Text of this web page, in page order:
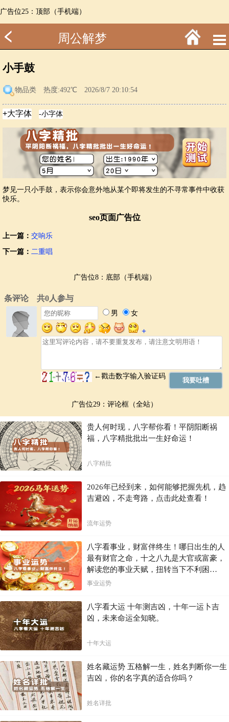
广告位25：顶部（手机端）
周公解梦
小手鼓
物品类 热度:492℃ 2026/8/7 20:10:54
梦见一只小手鼓，表示你会意外地从某个即将发生的不寻常事件中收获
快乐。
seo页面广告位
上一篇： 交响乐
下一篇： 二重唱
广告位8：底部（手机端）
广告位29：评论框（全站）
贵人何时现，八字帮你看！平阴阳断祸
福，八字精批批出一生好命运！
八字精批
2026年已经到来，如何能够把握先机，趋
吉避凶，不走弯路，点击此处查看！
流年运势
八字看事业，财富伴终生！哪日出生的人
最有财官之命，十之八九是大官或富豪，
解读您的事业天赋，扭转当下不利困
局！！
事业运势
八字看大运 十年测吉凶，十年一运卜吉
凶，未来命运全知晓。
十年大运
姓名藏运势 五格解一生，姓名判断你一生
吉凶，你的名字真的适合你吗？
姓名详批